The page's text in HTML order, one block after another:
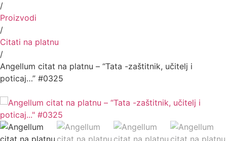
/
Proizvodi
/
Citati na platnu
/
Angellum citat na platnu – “Tata -zaštitnik, učitelj i
poticaj…” #0325